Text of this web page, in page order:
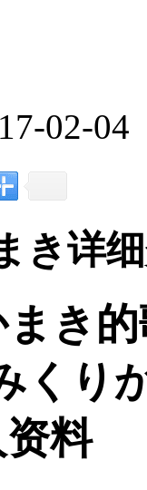
02-04
き详
き
くり
料